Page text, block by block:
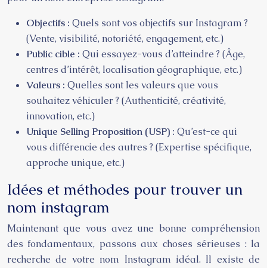
Objectifs : Quels sont vos objectifs sur Instagram ?
(Vente, visibilité, notoriété, engagement, etc.)
Public cible : Qui essayez-vous d’atteindre ? (Âge,
centres d’intérêt, localisation géographique, etc.)
Valeurs : Quelles sont les valeurs que vous
souhaitez véhiculer ? (Authenticité, créativité,
innovation, etc.)
Unique Selling Proposition (USP) : Qu’est-ce qui
vous différencie des autres ? (Expertise spécifique,
approche unique, etc.)
Idées et méthodes pour trouver un
nom instagram
Maintenant que vous avez une bonne compréhension
des fondamentaux, passons aux choses sérieuses : la
recherche de votre nom Instagram idéal. Il existe de